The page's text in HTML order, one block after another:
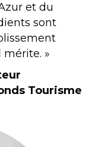
et du
sont
mérite. »
Tourisme